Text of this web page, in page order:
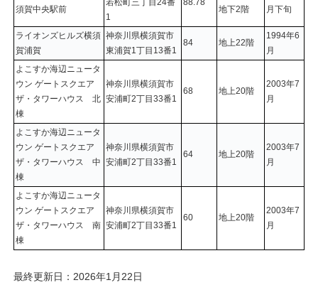
須賀中央駅前
1
地下2階
月下旬
ライオンズヒルズ横須
賀浦賀
神奈川県横須賀市
東浦賀1丁目13番1
84 地上22階
1994年6
月
よこすか海辺ニュータ
ウン ゲートスクエア
ザ・タワーハウス 北
棟
神奈川県横須賀市
安浦町2丁目33番1
68 地上20階
2003年7
月
よこすか海辺ニュータ
ウン ゲートスクエア
ザ・タワーハウス 中
棟
神奈川県横須賀市
安浦町2丁目33番1
64 地上20階
2003年7
月
よこすか海辺ニュータ
ウン ゲートスクエア
ザ・タワーハウス 南
棟
神奈川県横須賀市
安浦町2丁目33番1
60 地上20階
2003年7
月
最終更新日：2026年1月22日